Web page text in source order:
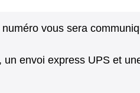
vous sera
envoi express UPS et